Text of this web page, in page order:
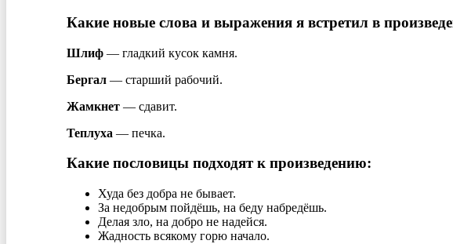
Какие новые слова и выражения я встретил в
Шлиф— гладкий кусок камня.
Бергал— старший рабочий.
Жамкнет— сдавит.
Теплуха — печка.
Какие пословицы подходят к произведению:
Худа без добра не бывает.
За недобрым пойдёшь, на беду набредёшь.
Делая зло, на добро не надейся.
Жадность всякому горю начало.